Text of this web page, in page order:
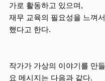
가로 활동하고 있으며,
재무 교육의 필요성을 느껴
했다고 한다.
작가가 가상의 이야기를 만
요 메시지는 다음과 같다.